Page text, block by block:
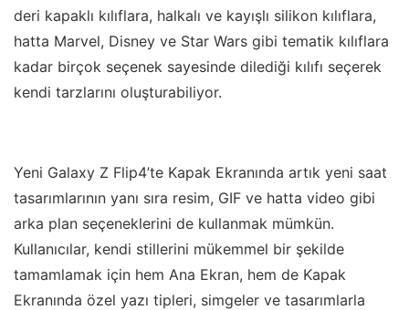
deri kapaklı kılıflara, halkalı ve kayışlı silikon kılıflara,
hatta Marvel, Disney ve Star Wars gibi tematik kılıflara
kadar birçok seçenek sayesinde dilediği kılıfı seçerek
kendi tarzlarını oluşturabiliyor.
Yeni Galaxy Z Flip4’te Kapak Ekranında artık yeni saat
tasarımlarının yanı sıra resim, GIF ve hatta video gibi
arka plan seçeneklerini de kullanmak mümkün.
Kullanıcılar, kendi stillerini mükemmel bir şekilde
tamamlamak için hem Ana Ekran, hem de Kapak
Ekranında özel yazı tipleri, simgeler ve tasarımlarla